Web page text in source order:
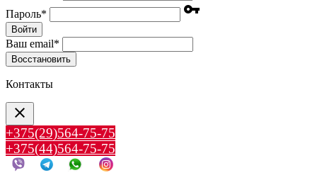
Пароль* vpn_key
Войти
Ваш email*
Воcстановить
Контакты
clear
+375(29)564-75-75
+375(44)564-75-75